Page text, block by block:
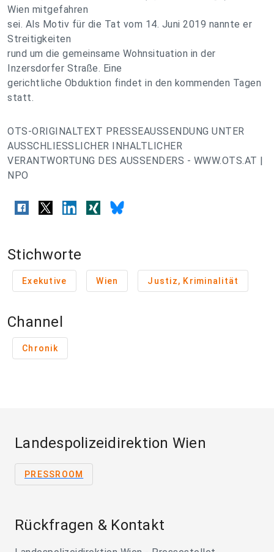
Wien mitgefahren
sei. Als Motiv für die Tat vom 14. Juni 2019 nannte er
Streitigkeiten
rund um die gemeinsame Wohnsituation in der
Inzersdorfer Straße. Eine
gerichtliche Obduktion findet in den kommenden Tagen
statt.
OTS-ORIGINALTEXT PRESSEAUSSENDUNG UNTER
AUSSCHLIESSLICHER INHALTLICHER
VERANTWORTUNG DES AUSSENDERS - WWW.OTS.AT |
NPO
Stichworte
Exekutive Wien Justiz, Kriminalität
Channel
Chronik
Landespolizeidirektion Wien
PRESSROOM
Rückfragen & Kontakt